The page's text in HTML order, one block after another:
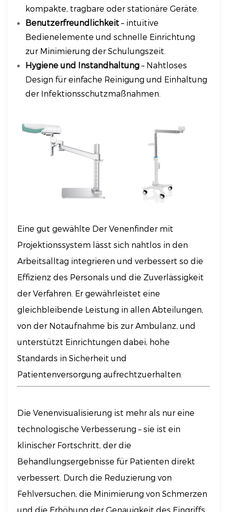
kompakte, tragbare oder stationäre Geräte.
Benutzerfreundlichkeit – intuitive
Bedienelemente und schnelle Einrichtung
zur Minimierung der Schulungszeit.
Hygiene und Instandhaltung – Nahtloses
Design für einfache Reinigung und Einhaltung
der Infektionsschutzmaßnahmen.
Eine gut gewählte Der Venenfinder mit
Projektionssystem lässt sich nahtlos in den
Arbeitsalltag integrieren und verbessert so die
Effizienz des Personals und die Zuverlässigkeit
der Verfahren. Er gewährleistet eine
gleichbleibende Leistung in allen Abteilungen,
von der Notaufnahme bis zur Ambulanz, und
unterstützt Einrichtungen dabei, hohe
Standards in Sicherheit und
Patientenversorgung aufrechtzuerhalten.
Die Venenvisualisierung ist mehr als nur eine
technologische Verbesserung – sie ist ein
klinischer Fortschritt, der die
Behandlungsergebnisse für Patienten direkt
verbessert. Durch die Reduzierung von
Fehlversuchen, die Minimierung von Schmerzen
und die Erhöhung der Genauigkeit des Eingriffs